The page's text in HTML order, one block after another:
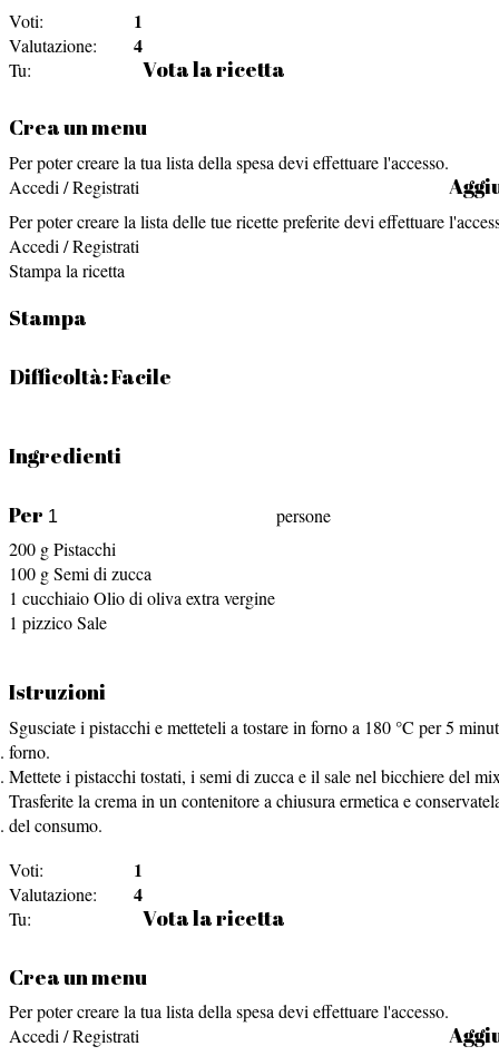
Voti: 1
Valutazione: 4
Tu: Vota la ricetta
Crea un menu
Per poter creare la tua lista della spesa devi effettuare l'accesso.
Accedi / Registrati
Per poter creare la lista delle tue ricette preferite devi effettuare
Accedi / Registrati
Stampa la ricetta
Stampa
Difficoltà:Facile
Ingredienti
Per
persone
200 gPistacchi
100 gSemi di zucca
1 cucchiaioOlio di oliva extra vergine
1 pizzicoSale
Istruzioni
Sgusciate i pistacchi e metteteli a tostare in forno a 180 °C per 5
forno.
Mettete i pistacchi tostati, i semi di zucca e il sale nel bicchiere del
Trasferite la crema in un contenitore a chiusura ermetica e
del consumo.
Voti:
1
Valutazione: 4
Tu: Vota la ricetta
Crea un menu
Per poter creare la tua lista della spesa devi effettuare l'accesso.
Accedi / Registrati